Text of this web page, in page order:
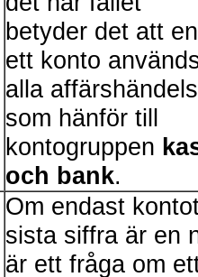
betyder det att
ett konto
alla
som hänför till
kontogruppen
och bank.
Om endast
sista siffra är en
är ett fråga om